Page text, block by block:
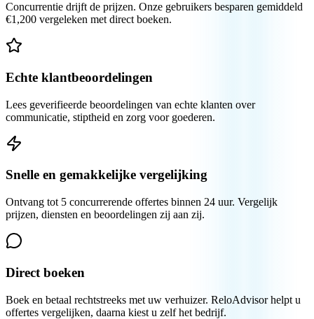
Concurrentie drijft de prijzen. Onze gebruikers besparen gemiddeld
€1,200 vergeleken met direct boeken.
Echte klantbeoordelingen
Lees geverifieerde beoordelingen van echte klanten over
communicatie, stiptheid en zorg voor goederen.
Snelle en gemakkelijke vergelijking
Ontvang tot 5 concurrerende offertes binnen 24 uur. Vergelijk
prijzen, diensten en beoordelingen zij aan zij.
Direct boeken
Boek en betaal rechtstreeks met uw verhuizer. ReloAdvisor helpt u
offertes vergelijken, daarna kiest u zelf het bedrijf.